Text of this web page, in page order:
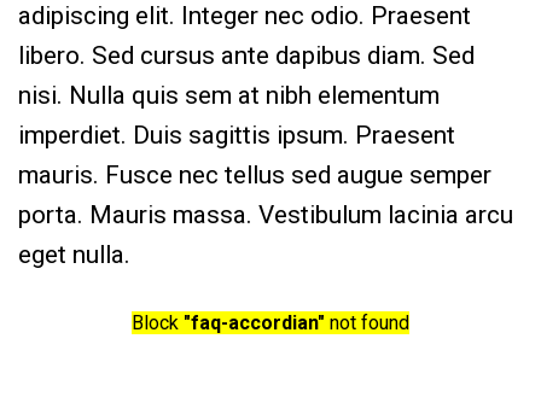
adipiscing elit. Integer nec odio. Praesent
libero. Sed cursus ante dapibus diam. Sed
nisi. Nulla quis sem at nibh elementum
imperdiet. Duis sagittis ipsum. Praesent
mauris. Fusce nec tellus sed augue semper
porta. Mauris massa. Vestibulum lacinia arcu
eget nulla.
Block "faq-accordian" not found